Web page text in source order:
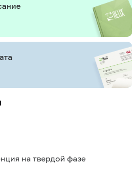
на твердой фазе